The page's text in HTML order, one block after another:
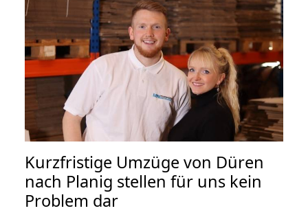
Kurzfristige Umzüge von Düren
nach Planig stellen für uns kein
Problem dar